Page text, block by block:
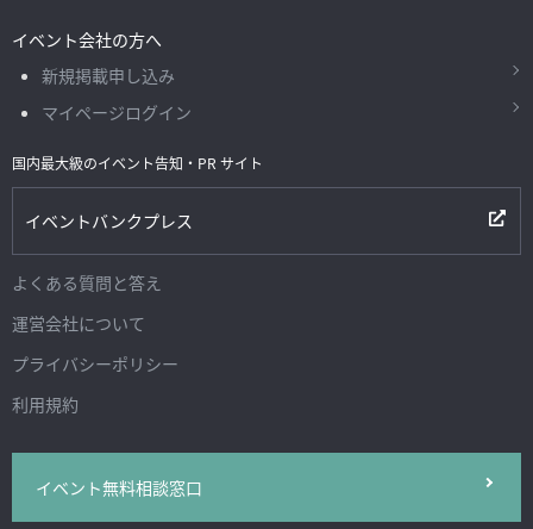
イベント会社の方へ
新規掲載申し込み
マイページログイン
国内最大級のイベント告知・PR サイト
イベントバンクプレス
よくある質問と答え
運営会社について
プライバシーポリシー
利用規約
イベント無料相談窓口